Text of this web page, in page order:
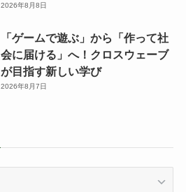
2026年8月8日
「ゲームで遊ぶ」から「作って社
会に届ける」へ！クロスウェーブ
が目指す新しい学び
2026年8月7日